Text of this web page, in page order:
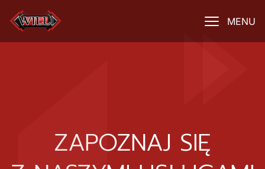
MENU
ZAPOZNAJ SIĘ